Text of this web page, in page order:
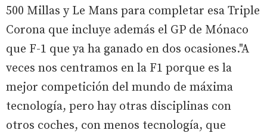
500 Millas y Le Mans para completar esa Triple
Corona que incluye además el GP de Mónaco
que F-1 que ya ha ganado en dos ocasiones."A
veces nos centramos en la F1 porque es la
mejor competición del mundo de máxima
tecnología, pero hay otras disciplinas con
otros coches, con menos tecnología, que